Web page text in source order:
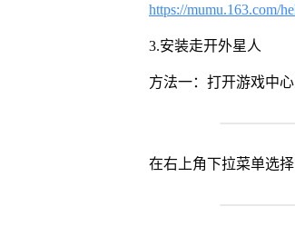
https://mumu.163.com/
3.安装走开外星人
方法一：打开游戏中
在右上角下拉菜单选